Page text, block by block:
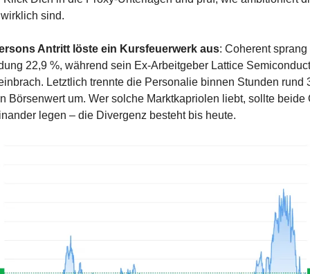
sind.
Antritt löste ein Kursfeuerwerk aus: Coherent sprang
22,9 %, während sein Ex-Arbeitgeber Lattice
Letztlich trennte die Personalie binnen Stunden rund
Börsenwert um. Wer solche Markt­kapriolen liebt, sollte beide
legen – die Divergenz besteht bis heute.